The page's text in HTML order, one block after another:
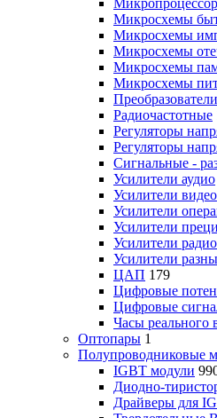
Микросхемы
Микросхемы
Микросхемы
Микросхемы
Микросхемы
Радиочастотные
Регуляторы
Регуляторы
Сигнальные -
Усилители аудио
Усилители видео
Усилители
Усилители
Усилители
Усилители
ЦАП 179
Цифровые
Цифровые
Часы реального
Оптопары 1
Полупроводниковые
IGBT модули
Диодно-
Драйверы для